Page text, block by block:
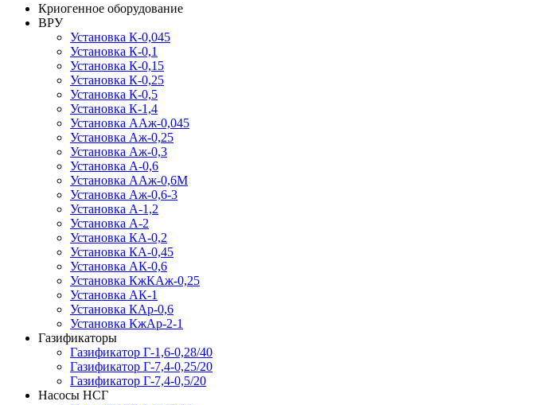
Криогенное оборудование
ВРУ
Установка К-0,045
Установка К-0,1
Установка К-0,15
Установка К-0,25
Установка К-0,5
Установка К-1,4
Установка ААж-0,045
Установка Аж-0,25
Установка Аж-0,3
Установка А-0,6
Установка ААж-0,6М
Установка Аж-0,6-3
Установка А-1,2
Установка А-2
Установка КА-0,2
Установка КА-0,45
Установка АК-0,6
Установка КжКАж-0,25
Установка АК-1
Установка КАр-0,6
Установка КжАр-2-1
Газификаторы
Газификатор Г-1,6-0,28/40
Газификатор Г-7,4-0,25/20
Газификатор Г-7,4-0,5/20
Насосы НСГ